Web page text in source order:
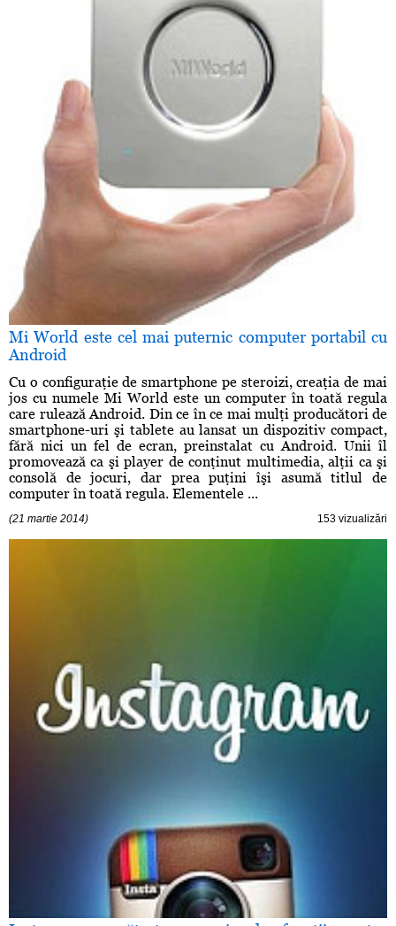
Mi World este cel mai puternic computer portabil cu
Android
Cu o configuraţie de smartphone pe steroizi, creaţia de mai
jos cu numele Mi World este un computer în toată regula
care rulează Android. Din ce în ce mai mulţi producători de
smartphone-uri şi tablete au lansat un dispozitiv compact,
fără nici un fel de ecran, preinstalat cu Android. Unii îl
promovează ca şi player de conţinut multimedia, alţii ca şi
consolă de jocuri, dar prea puţini îşi asumă titlul de
computer în toată regula. Elementele ...
(21 martie 2014) 153 vizualizări